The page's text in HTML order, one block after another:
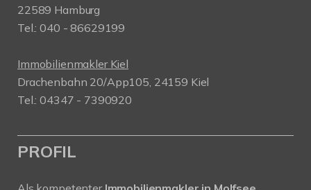
22589 Hamburg
Tel.: 040 - 86629199
Immobilienmakler Kiel
Drachenbahn 20/App105, 24159 Kiel
Tel.: 04347 - 7390920
PROFIL